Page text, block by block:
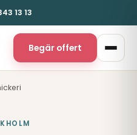
13 13
Begär offert